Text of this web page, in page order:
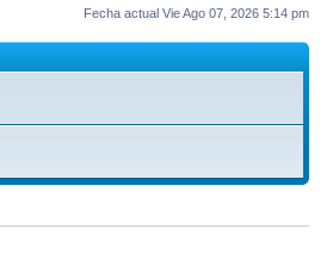
Fecha actual Vie Ago 07, 2026 5:14 pm